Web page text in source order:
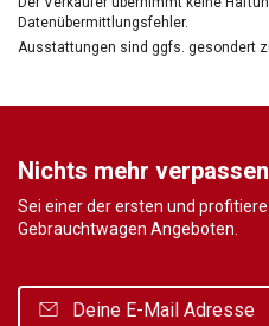
Datenübermittlungsfehler.
Ausstattungen sind ggfs. gesondert
Nichts mehr
Sei einer der ersten und
Gebrauchtwagen Angeboten.